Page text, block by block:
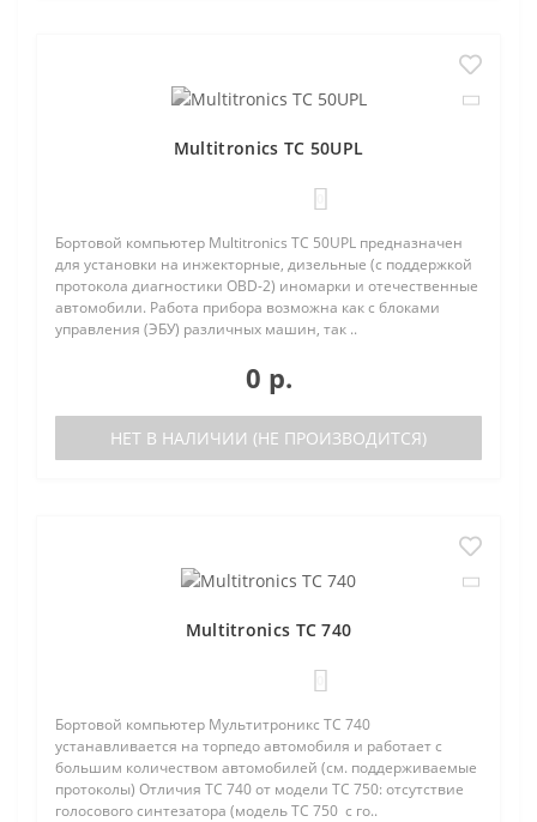
Multitronics TC 50UPL
Бортовой компьютер Multitronics TC 50UPL предназначен
для установки на инжекторные, дизельные (с поддержкой
протокола диагностики OBD-2) иномарки и отечественные
автомобили. Работа прибора возможна как с блоками
управления (ЭБУ) различных машин, так ..
0 р.
НЕТ В НАЛИЧИИ (НЕ ПРОИЗВОДИТСЯ)
Multitronics TC 740
Бортовой компьютер Мультитроникс TC 740
устанавливается на торпедо автомобиля и работает с
большим количеством автомобилей (см. поддерживаемые
протоколы) Отличия TC 740 от модели TC 750: отсутствие
голосового синтезатора (модель TC 750 с го..